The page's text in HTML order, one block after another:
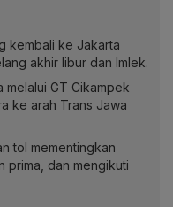
kembali ke Jakarta
akhir libur dan Imlek.
melalui GT Cikampek
ke arah Trans Jawa
tol mementingkan
prima, dan mengikuti